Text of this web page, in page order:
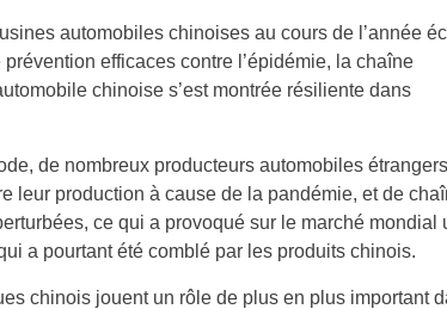
automobiles chinoises au cours de l’année
efficaces contre l’épidémie, la chaîne
chinoise s’est montrée résiliente dans
de nombreux producteurs automobiles
leur production à cause de la pandémie, et de
ce qui a provoqué sur le marché mondial
a pourtant été comblé par les produits chinois.
chinois jouent un rôle de plus en plus important